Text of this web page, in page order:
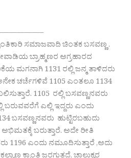
ಸಮಾಜವಾದಿ ಚಿಂತಕ ಬಸವಣ್ಣ .
ಬ್ರಾಹ್ಮಣರ ಅಗ್ರಹಾರದ
ಮಗನಾಗಿ 1131 ರಲ್ಲಿ ಜನ್ಮ ತಾಳಿದರು
ಚರ್ಚೆಗಳಿವೆ 1105 ಎಂತಲೂ 1134
1105 ರಲ್ಲಿ ಬಸವಣ್ಣನವರು
ಬರುವವರೆಗೆ ಎಲ್ಲಿ ಇದ್ದರು ಎಂದು
ಬಸವಣ್ಣನವರು ಹುಟ್ಟಿರಬಹುದು
ಬರುತ್ತಾರೆ. ಅದೇ ರೀತಿ
1196 ಎಂದು ನಮೂದಿಸುತ್ತಾರೆ ,ಅದು